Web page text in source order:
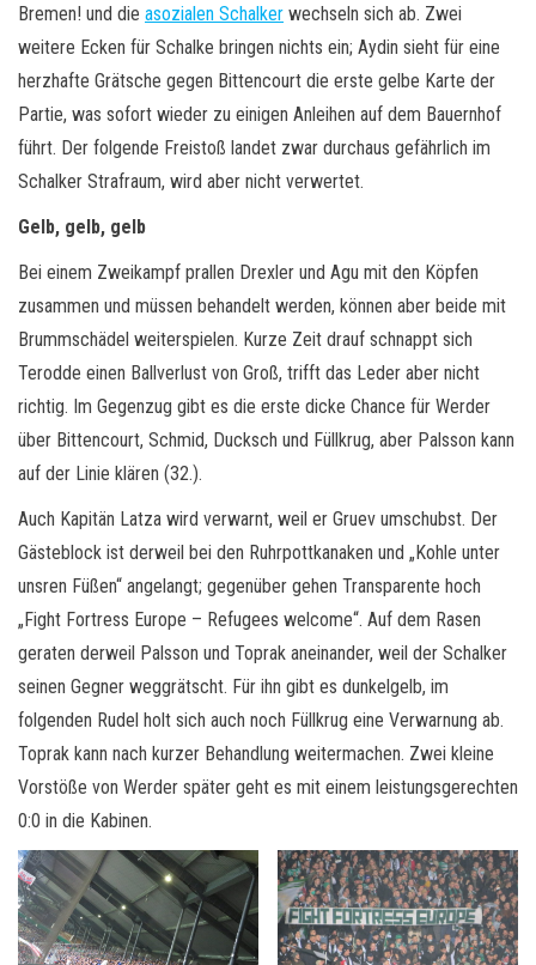
Bremen! und die asozialen Schalker wechseln sich ab. Zwei
weitere Ecken für Schalke bringen nichts ein; Aydin sieht für eine
herzhafte Grätsche gegen Bittencourt die erste gelbe Karte der
Partie, was sofort wieder zu einigen Anleihen auf dem Bauernhof
führt. Der folgende Freistoß landet zwar durchaus gefährlich im
Schalker Strafraum, wird aber nicht verwertet.
Gelb, gelb, gelb
Bei einem Zweikampf prallen Drexler und Agu mit den Köpfen
zusammen und müssen behandelt werden, können aber beide mit
Brummschädel weiterspielen. Kurze Zeit drauf schnappt sich
Terodde einen Ballverlust von Groß, trifft das Leder aber nicht
richtig. Im Gegenzug gibt es die erste dicke Chance für Werder
über Bittencourt, Schmid, Ducksch und Füllkrug, aber Palsson kann
auf der Linie klären (32.).
Auch Kapitän Latza wird verwarnt, weil er Gruev umschubst. Der
Gästeblock ist derweil bei den Ruhrpottkanaken und „Kohle unter
unsren Füßen“ angelangt; gegenüber gehen Transparente hoch
„Fight Fortress Europe – Refugees welcome“. Auf dem Rasen
geraten derweil Palsson und Toprak aneinander, weil der Schalker
seinen Gegner weggrätscht. Für ihn gibt es dunkelgelb, im
folgenden Rudel holt sich auch noch Füllkrug eine Verwarnung ab.
Toprak kann nach kurzer Behandlung weitermachen. Zwei kleine
Vorstöße von Werder später geht es mit einem leistungsgerechten
0:0 in die Kabinen.